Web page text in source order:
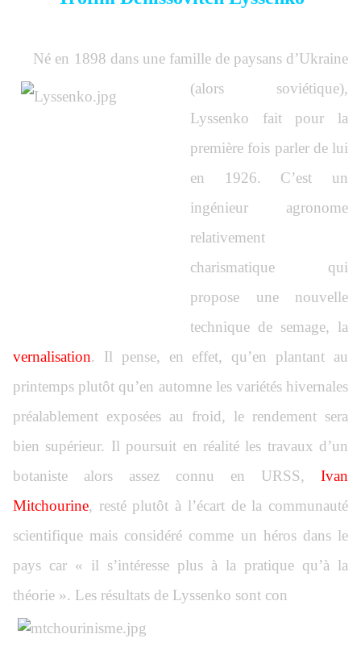
Né en 1898 dans une famille de paysans d’Ukraine
(alors soviétique),
Lyssenko fait pour la
première fois parler de lui
en 1926. C’est un
ingénieur agronome
relativement
charismatique qui
propose une nouvelle
technique de semage, la
vernalisation. Il pense, en effet, qu’en plantant au
printemps plutôt qu’en automne les variétés hivernales
préalablement exposées au froid, le rendement sera
bien supérieur. Il poursuit en réalité les travaux d’un
botaniste alors assez connu en URSS, Ivan
Mitchourine, resté plutôt à l’écart de la communauté
scientifique mais considéré comme un héros dans le
pays car « il s’intéresse plus à la pratique qu’à la
théorie ». Les résultats de Lyssenko sont con